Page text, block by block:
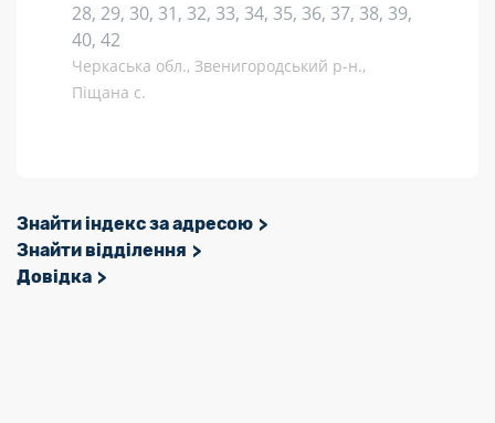
28, 29, 30, 31, 32, 33, 34, 35, 36, 37, 38, 39,
40, 42
Черкаська обл., Звенигородський р-н.,
Піщана с.
Знайти індекс за адресою
Знайти відділення
Довідка